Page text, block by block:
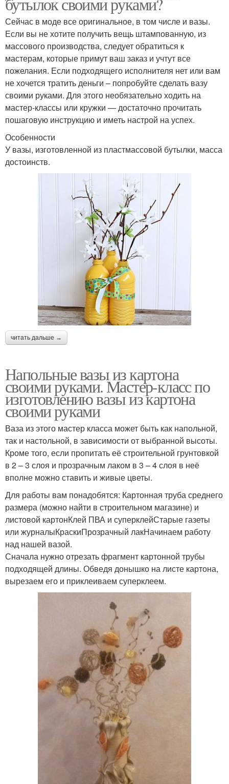
Сейчас в моде все оригинальное, в том числе и вазы.
Если вы не хотите получить вещь штампованную, из
массового производства, следует обратиться к
мастерам, которые примут ваш заказ и учтут все
пожелания. Если подходящего исполнителя нет или вам
не хочется тратить деньги – попробуйте сделать вазу
своими руками. Для этого необязательно ходить на
мастер-классы или кружки — достаточно прочитать
пошаговую инструкцию и иметь настрой на успех.
Особенности
У вазы, изготовленной из пластмассовой бутылки, масса
достоинств.
читать дальше →
Напольные вазы из картона
своими руками. Мастер-класс по
изготовлению вазы из картона
своими руками
Ваза из этого мастер класса может быть как напольной,
так и настольной, в зависимости от выбранной высоты.
Кроме того, если пропитать её строительной грунтовкой
в 2 – 3 слоя и прозрачным лаком в 3 – 4 слоя в неё
вполне можно ставить и живые цветы.
Для работы вам понадобятся: Картонная труба среднего
размера (можно найти в строительном магазине) и
листовой картонКлей ПВА и суперклейСтарые газеты
или журналыКраскиПрозрачный лакНачинаем работу
над нашей вазой.
Сначала нужно отрезать фрагмент картонной трубы
подходящей длины. Обведя донышко на листе картона,
вырезаем его и приклеиваем суперклеем.